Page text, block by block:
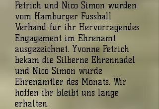
Petrich und Nico Simon wurden
vom Hamburger Fussball
Verband für ihr Hervorragendes
Engagement im Ehrenamt
ausgezeichnet. Yvonne Petrich
bekam die Silberne Ehrennadel
und Nico Simon wurde
Ehrenamtler des Monats. Wir
hoffen ihr bleibt uns lange
erhalten.